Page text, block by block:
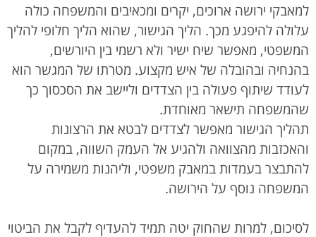
למאבקי ירושה ארוכים, יקרים ומכאיבים והמשפחה כולה
עלולה להיפגע מכך. הליך הגישור, שהוא הליך חלופי להליך
המשפטי, מאפשר שיח ישיר ולא רשמי בין היורשים,
בהנחיה ובהובלה של איש מקצוע. מטרתו של המגשר הוא
לעודד שיתוף פעולה בין הצדדים וליישב את הסכסוך כך
שהמשפחה תישאר מאוחדת.
תהליך הגישור מאפשר לצדדים לבטא את הרצונות
והאכזבות מהצוואה ולהגיע אל העמק השווה, במקום
להתבצר בעמדות במאבק משפטי, וליהנות משמירה על
המשפחה נוסף על הירושה.
לסיכום, למרות שהחוק יטה תמיד להעדיף לקבל את הביטוי